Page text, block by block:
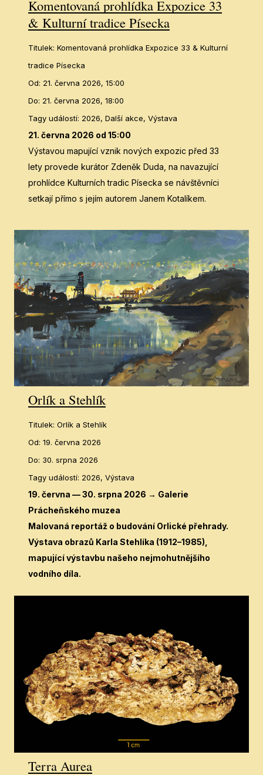
Komentovaná prohlídka Expozice 33
& Kulturní tradice Písecka
Titulek: Komentovaná prohlídka Expozice 33 & Kulturní
tradice Písecka
Od: 21. června 2026, 15:00
Do: 21. června 2026, 18:00
Tagy událostí: 2026, Další akce, Výstava
21. června 2026 od 15:00
Výstavou mapující vznik nových expozic před 33
lety provede kurátor Zdeněk Duda, na navazující
prohlídce Kulturních tradic Písecka se návštěvníci
setkají přímo s jejím autorem Janem Kotalíkem.
Orlík a Stehlík
Titulek: Orlík a Stehlík
Od: 19. června 2026
Do: 30. srpna 2026
Tagy událostí: 2026, Výstava
19. června — 30. srpna 2026 → Galerie
Prácheňského muzea
Malovaná reportáž o budování Orlické přehrady.
Výstava obrazů Karla Stehlíka (1912–1985),
mapující výstavbu našeho nejmohutnějšího
vodního díla.
Terra Aurea